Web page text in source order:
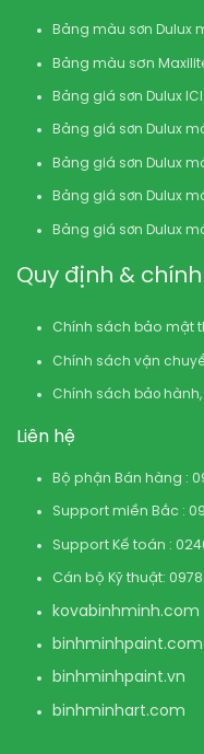
Bảng màu sơn Dulux
Bảng màu sơn
Bảng giá sơn Dulux
Bảng giá sơn Dulux
Bảng giá sơn Dulux
Bảng giá sơn Dulux
Bảng giá sơn Dulux
Quy định &
Chính sách bảo mật
Chính sách vận
Chính sách bảo hành,
Liên hệ
Bộ phận Bán hàng :
Support miền Bắc :
Support Kế toán :
Cán bộ Kỹ thuật:
kovabinhminh.com
binhminhpaint.com
binhminhpaint.vn
binhminhart.com